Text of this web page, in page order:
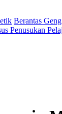
Berantas
Penusukan